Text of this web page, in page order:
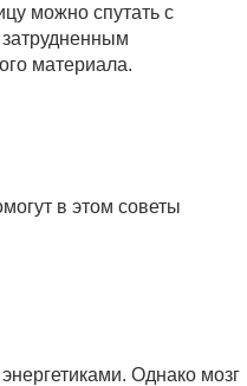
можно спутать с
затрудненным
материала.
в этом советы
Однако мозг